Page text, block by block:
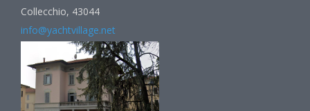
Collecchio, 43044
info@yachtvillage.net